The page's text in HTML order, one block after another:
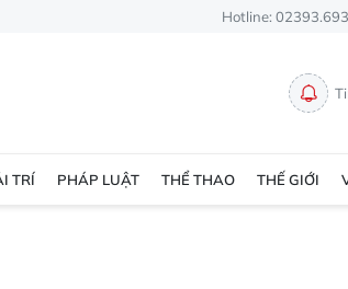
Hotline:
TRÍ PHÁP LUẬT THỂ THAO THẾ GIỚI